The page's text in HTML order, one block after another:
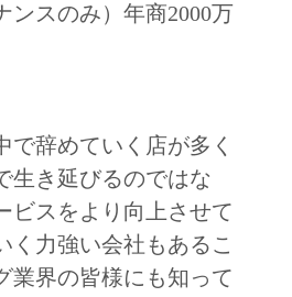
ンスのみ）年商2000万
で辞めていく店が多く
生き延びるのではな
ビスをより向上させて
く力強い会社もあるこ
業界の皆様にも知って